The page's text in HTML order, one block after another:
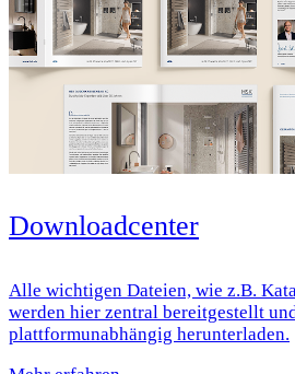
Downloadcenter
Alle wichtigen Dateien, wie z.B.
werden hier zentral bereitgestellt
plattformunabhängig herunterladen.